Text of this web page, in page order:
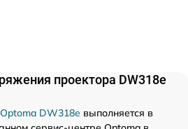
проектора DW318e
DW318e выполняется в